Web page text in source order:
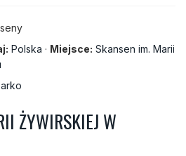
Polska · Miejsce: Skansen im. Marii
ŻYWIRSKIEJ W